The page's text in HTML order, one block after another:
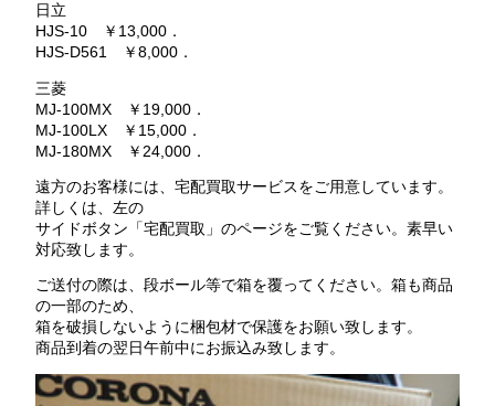
日立
HJS-10 ￥13,000．
HJS-D561 ￥8,000．
三菱
MJ-100MX ￥19,000．
MJ-100LX ￥15,000．
MJ-180MX ￥24,000．
遠方のお客様には、宅配買取サービスをご用意しています。
詳しくは、左の
サイドボタン「宅配買取」のページをご覧ください。素早い
対応致します。
ご送付の際は、段ボール等で箱を覆ってください。箱も商品
の一部のため、
箱を破損しないように梱包材で保護をお願い致します。
商品到着の翌日午前中にお振込み致します。